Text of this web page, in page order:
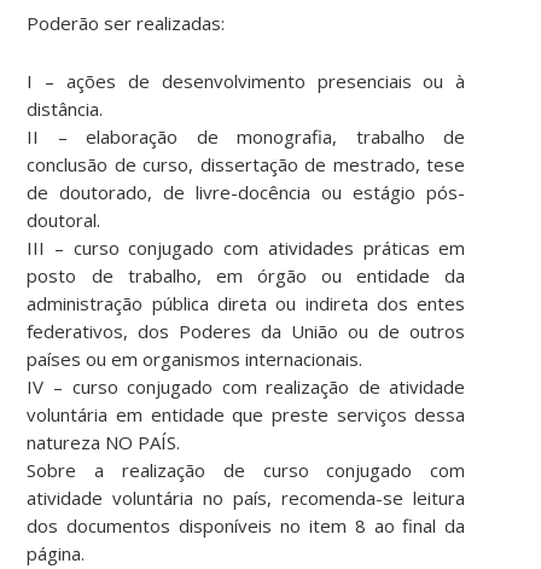
Poderão ser realizadas:
I – ações de desenvolvimento presenciais ou à
distância.
II – elaboração de monografia, trabalho de
conclusão de curso, dissertação de mestrado, tese
de doutorado, de livre-docência ou estágio pós-
doutoral.
III – curso conjugado com atividades práticas em
posto de trabalho, em órgão ou entidade da
administração pública direta ou indireta dos entes
federativos, dos Poderes da União ou de outros
países ou em organismos internacionais.
IV – curso conjugado com realização de atividade
voluntária em entidade que preste serviços dessa
natureza NO PAÍS.
Sobre a realização de curso conjugado com
atividade voluntária no país, recomenda-se leitura
dos documentos disponíveis no item 8 ao final da
página.